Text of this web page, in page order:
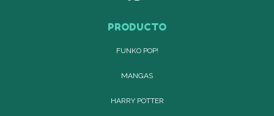
PRODUCTO
FUNKO POP!
MANGAS
HARRY POTTER